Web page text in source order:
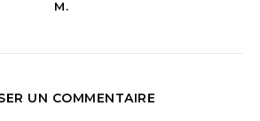
M.
UN COMMENTAIRE